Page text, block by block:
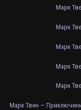
Марк
Марк
Марк
Марк
Марк
Марк Твен —